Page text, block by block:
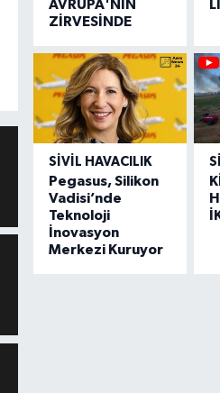
AVRUPA'NIN
ZİRVESİNDE
SIVIL HAVACILIK
Pegasus, Silikon
Vadisi’nde
Teknoloji
İnovasyon
Merkezi Kuruyor